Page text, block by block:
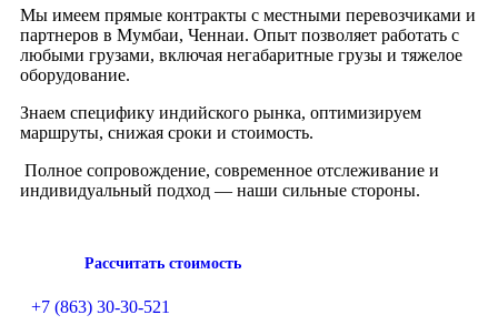
Мы имеем прямые контракты с местными перевозчиками и
партнеров в Мумбаи, Ченнаи. Опыт позволяет работать с
любыми грузами, включая негабаритные грузы и тяжелое
оборудование.
Знаем специфику индийского рынка, оптимизируем
маршруты, снижая сроки и стоимость.
Полное сопровождение, современное отслеживание и
индивидуальный подход — наши сильные стороны.
Рассчитать стоимость
+7 (863) 30-30-521